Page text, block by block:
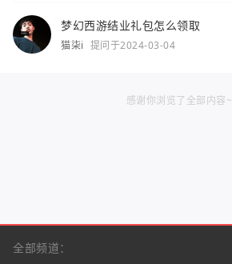
梦幻西游结业礼包怎么领取
猫柒i 提问于2024-03-04
感谢你浏览了全部内容~
全部频道：